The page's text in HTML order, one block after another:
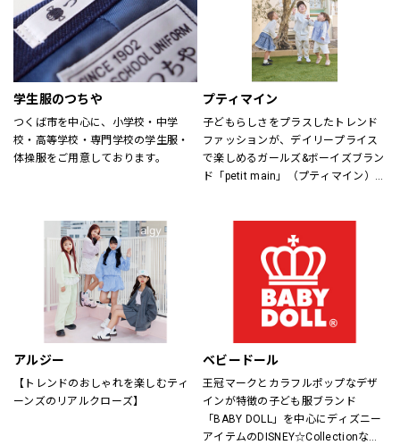
学生服のつちや
つくば市を中心に、小学校・中学
校・高等学校・専門学校の学生服・
体操服をご用意しております。
プティマイン
子どもらしさをプラスしたトレンド
ファッションが、デイリープライス
で楽しめるガールズ&ボーイズブラン
ド「petit main」（プティマイン）。
アルジー
【トレンドのおしゃれを楽しむティ
ーンズのリアルクローズ】
ベビードール
王冠マークとカラフルポップなデザ
インが特徴の子ども服ブランド
「BABY DOLL」を中心にディズニー
アイテムのDISNEY☆Collectionなど